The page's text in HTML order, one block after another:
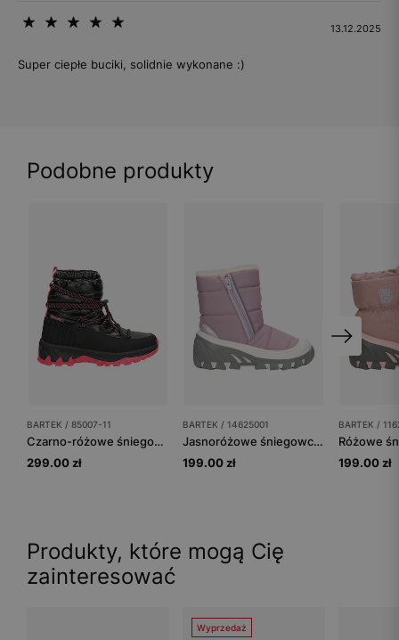
13.12.2025
Super ciepłe buciki, solidnie wykonane :)
Podobne produkty
BARTEK / 85007-11
Czarno-różowe śniegowce dla dziewczynki z ortalionową cholewką BARTEK 85007-11
299.00 zł
BARTEK / 14625001
Jasnoróżowe śniegowce dla dziewczynki BARTEK 14625001
199.00 zł
BARTEK /
199.00 zł
Produkty, które mogą Cię
zainteresować
Wyprzedaż